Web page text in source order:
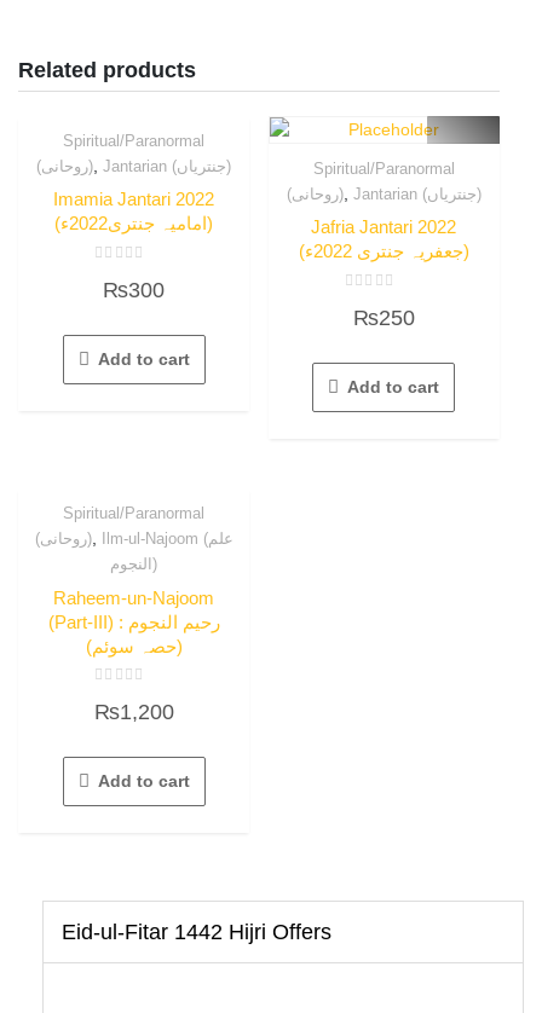
Related products
Spiritual/Paranormal
(روحانی) , Jantarian (جنتریاں)
Imamia Jantari 2022
(امامیہ جنتری2022ء)
out
5
₨300
Add to cart
Spiritual/Paranormal
(روحانی), Jantarian (جنتریاں)
Jafria Jantari 2022
(جعفریہ جنتری 2022ء)
out
5
₨250
Add to cart
Spiritual/Paranormal
(روحانی),
Ilm-ul-Najoom (علم
النجوم)
Raheem-un-Najoom
(Part-III) : رحیم النجوم
(حصہ سوئم)
0
5
₨1,200
Add to cart
Eid-ul-Fitar 1442 Hijri Offers